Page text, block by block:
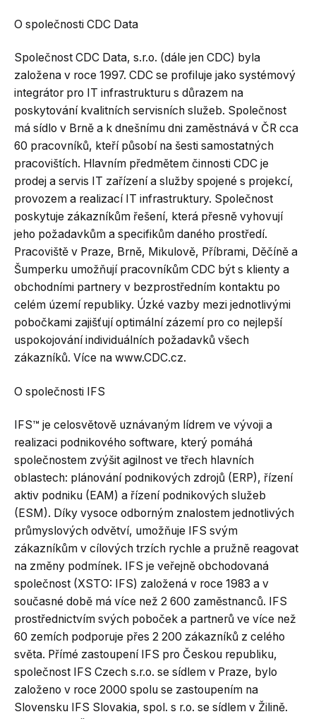
O společnosti CDC Data
Společnost CDC Data, s.r.o. (dále jen CDC) byla
založena v roce 1997. CDC se profiluje jako systémový
integrátor pro IT infrastrukturu s důrazem na
poskytování kvalitních servisních služeb. Společnost
má sídlo v Brně a k dnešnímu dni zaměstnává v ČR cca
60 pracovníků, kteří působí na šesti samostatných
pracovištích. Hlavním předmětem činnosti CDC je
prodej a servis IT zařízení a služby spojené s projekcí,
provozem a realizací IT infrastruktury. Společnost
poskytuje zákazníkům řešení, která přesně vyhovují
jeho požadavkům a specifikům daného prostředí.
Pracoviště v Praze, Brně, Mikulově, Příbrami, Děčíně a
Šumperku umožňují pracovníkům CDC být s klienty a
obchodními partnery v bezprostředním kontaktu po
celém území republiky. Úzké vazby mezi jednotlivými
pobočkami zajišťují optimální zázemí pro co nejlepší
uspokojování individuálních požadavků všech
zákazníků. Více na www.CDC.cz.
O společnosti IFS
IFS™ je celosvětově uznávaným lídrem ve vývoji a
realizaci podnikového software, který pomáhá
společnostem zvýšit agilnost ve třech hlavních
oblastech: plánování podnikových zdrojů (ERP), řízení
aktiv podniku (EAM) a řízení podnikových služeb
(ESM). Díky vysoce odborným znalostem jednotlivých
průmyslových odvětví, umožňuje IFS svým
zákazníkům v cílových trzích rychle a pružně reagovat
na změny podmínek. IFS je veřejně obchodovaná
společnost (XSTO: IFS) založená v roce 1983 a v
současné době má více než 2 600 zaměstnanců. IFS
prostřednictvím svých poboček a partnerů ve více než
60 zemích podporuje přes 2 200 zákazníků z celého
světa. Přímé zastoupení IFS pro Českou republiku,
společnost IFS Czech s.r.o. se sídlem v Praze, bylo
založeno v roce 2000 spolu se zastoupením na
Slovensku IFS Slovakia, spol. s r.o. se sídlem v Žilině.